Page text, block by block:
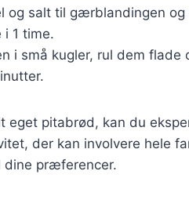
og salt til gærblandingen
1 time.
i små kugler, rul dem
eget pitabrød, kan du
der kan involvere hele
dine præferencer.